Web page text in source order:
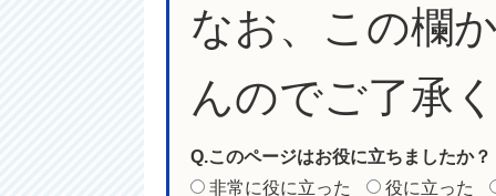
なお、この欄
んのでご了承
Q.このページはお役に立ちましたか？
非常に役に立った
役に立った